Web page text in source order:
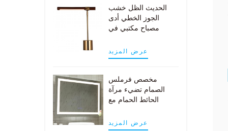
الحديث الظل خشب
الجوز الخطي أدى
مصباح مكتبي في
عرض المزيد
مخصص فرملس
الصمام تضيء مرآة
الحائط الحمام مع
عرض المزيد